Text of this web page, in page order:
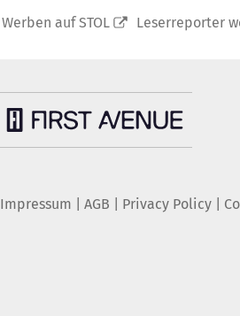
Werben auf STOL Leserreporter
Impressum AGB Privacy Policy|